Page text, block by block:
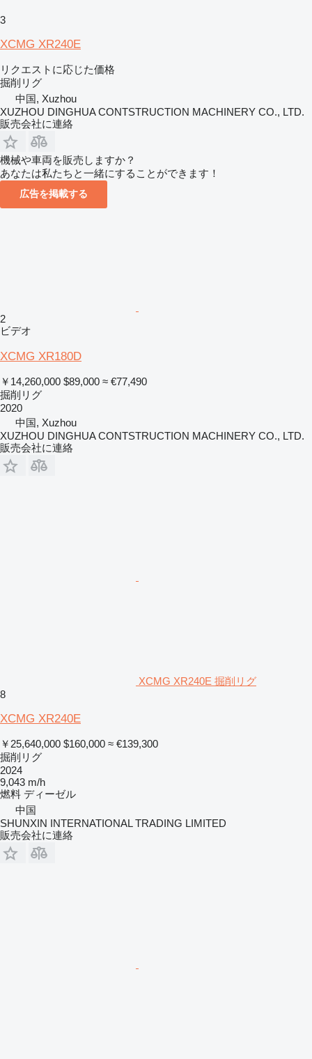
3
XCMG XR240E
リクエストに応じた価格
掘削リグ
中国, Xuzhou
XUZHOU DINGHUA CONTSTRUCTION MACHINERY CO., LTD.
販売会社に連絡
機械や車両を販売しますか？
あなたは私たちと一緒にすることができます！
広告を掲載する
2
ビデオ
XCMG XR180D
￥14,260,000 $89,000 ≈ €77,490
掘削リグ
2020
中国, Xuzhou
XUZHOU DINGHUA CONTSTRUCTION MACHINERY CO., LTD.
販売会社に連絡
XCMG XR240E 掘削リグ
8
XCMG XR240E
￥25,640,000 $160,000 ≈ €139,300
掘削リグ
2024
9,043 m/h
燃料 ディーゼル
中国
SHUNXIN INTERNATIONAL TRADING LIMITED
販売会社に連絡